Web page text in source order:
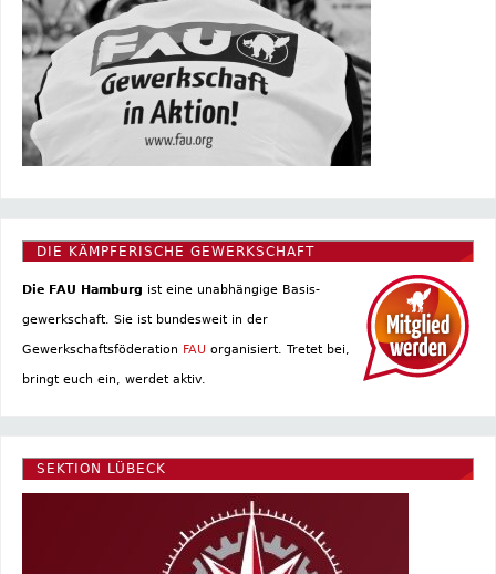
DIE KÄMPFERISCHE GEWERKSCHAFT
Die FAU Hamburg ist eine un­abhängige Basis­
gewerkschaft. Sie ist bundesweit in der
Gewerkschaftsföderation FAU organisiert. Tretet bei,
bringt euch ein, werdet aktiv.
SEKTION LÜBECK